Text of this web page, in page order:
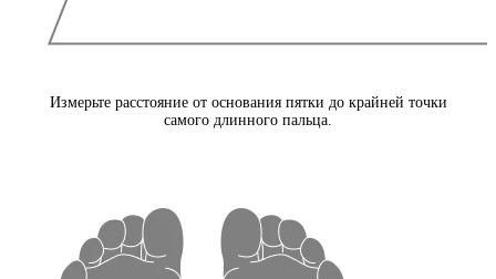
Измерьте расстояние от основания пятки до крайней точки
самого длинного пальца.